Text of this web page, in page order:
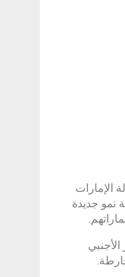
الإمارات
رؤية نمو جديدة